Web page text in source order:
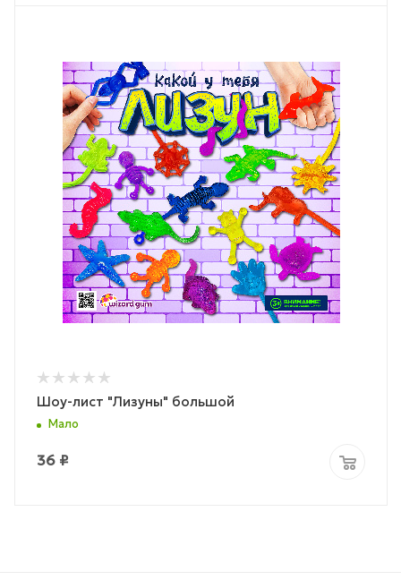
Шоу-лист "Лизуны" большой
Мало
36 ₽